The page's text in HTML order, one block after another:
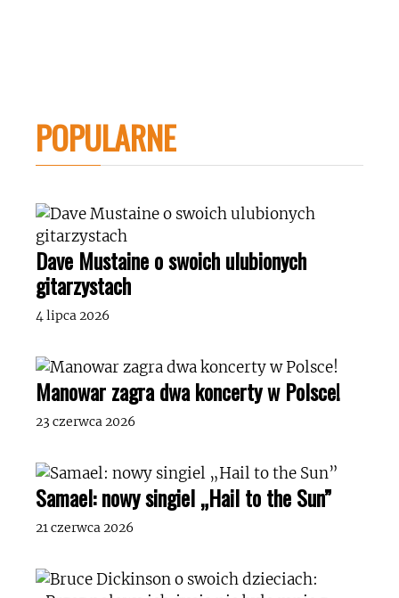
POPULARNE
Dave Mustaine o swoich ulubionych
gitarzystach
4 lipca 2026
Manowar zagra dwa koncerty w Polsce!
23 czerwca 2026
Samael: nowy singiel „Hail to the Sun”
21 czerwca 2026